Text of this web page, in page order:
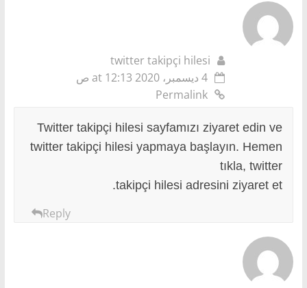
twitter takipçi hilesi
4 ديسمبر، 2020 at 12:13 ص
Permalink
Twitter takipçi hilesi sayfamızı ziyaret edin ve
twitter takipçi hilesi yapmaya başlayın. Hemen
tıkla, twitter
takipçi hilesi adresini ziyaret et.
Reply